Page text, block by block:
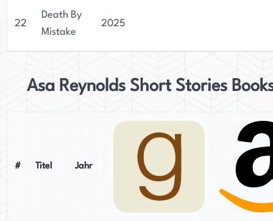
22
Death By
Mistake
2025
Asa Reynolds Short Stories
# Titel Jahr